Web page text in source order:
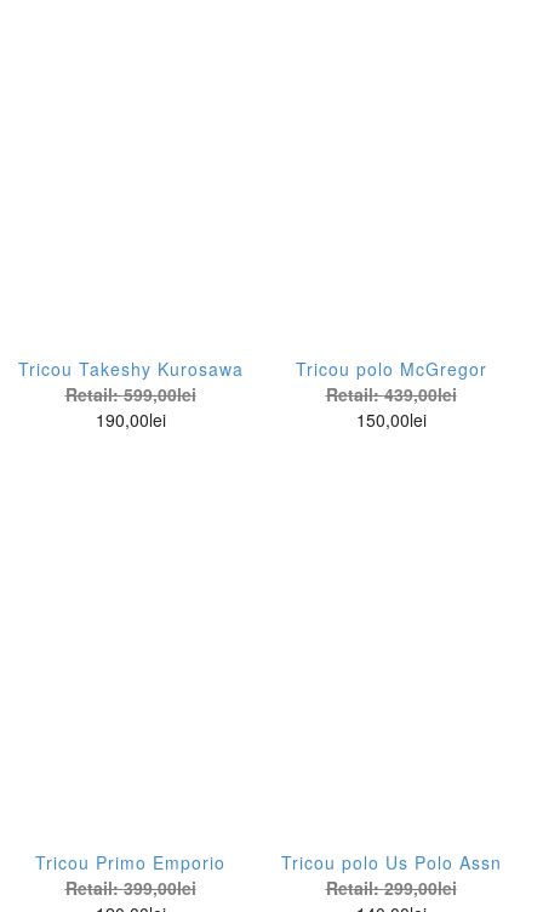
Tricou Takeshy Kurosawa
Retail:599,00lei
190,00lei
Tricou polo McGregor
Retail:439,00lei
150,00lei
Tricou Primo Emporio
Retail:399,00lei
Tricou polo Us Polo Assn
Retail:299,00lei